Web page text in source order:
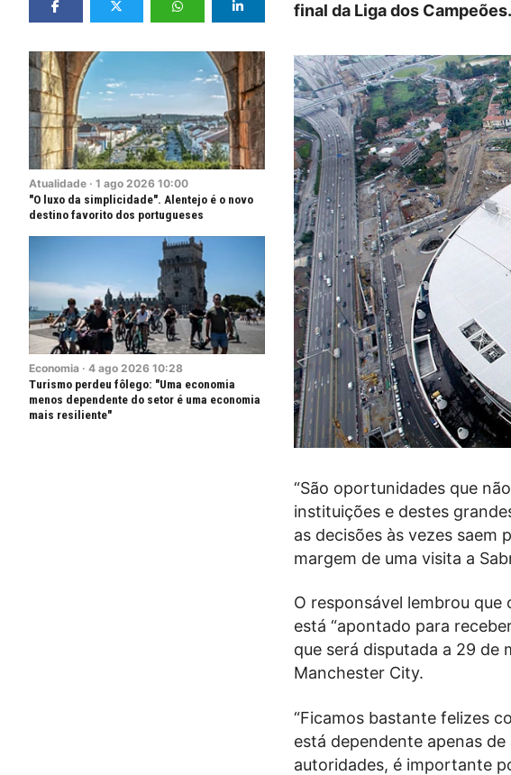
Atualidade · 1 ago 2026 10:00
"O luxo da simplicidade". Alentejo é o novo
destino favorito dos portugueses
Economia · 4 ago 2026 10:28
Turismo perdeu fôlego: "Uma economia
menos dependente do setor é uma economia
mais resiliente"
final da Liga dos Campeões.
“São oportunidades que
instituições e destes
as decisões às vezes saem
margem de uma visita a
O responsável lembrou
está “apontado para
que será disputada a 29 de
Manchester City.
“Ficamos bastante felizes
está dependente apenas
autoridades, é importante